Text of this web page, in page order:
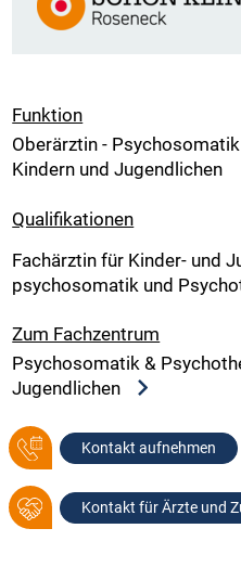
Funktion
Oberärztin -
Kindern und Jugendlichen
Qualifikationen
Fachärztin für Kinder- und
psychosomatik und
Zum Fachzentrum
Psychosomatik &
Jugendlichen
Kontakt aufnehmen
Kontakt für Ärzte und